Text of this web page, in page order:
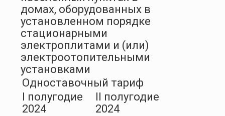
домах, оборудованных в
установленном порядке
стационарными
электроплитами и (или)
электроотопительными
установками
Одноставочный тариф
I полугодие
2024
II полугодие
2024